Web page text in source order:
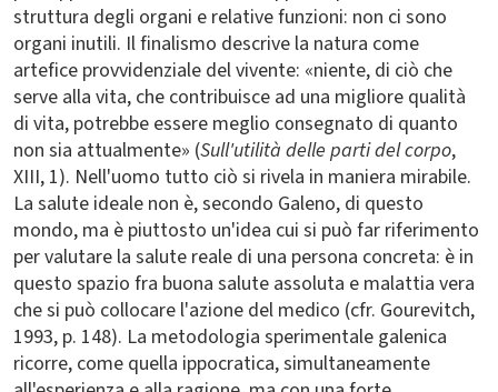
struttura degli organi e relative funzioni: non ci sono
organi inutili. Il finalismo descrive la natura come
artefice provvidenziale del vivente: «niente, di ciò che
serve alla vita, che contribuisce ad una migliore qualità
di vita, potrebbe essere meglio consegnato di quanto
non sia attualmente» (Sull'utilità delle parti del corpo,
XIII, 1). Nell'uomo tutto ciò si rivela in maniera mirabile.
La salute ideale non è, secondo Galeno, di questo
mondo, ma è piuttosto un'idea cui si può far riferimento
per valutare la salute reale di una persona concreta: è in
questo spazio fra buona salute assoluta e malattia vera
che si può collocare l'azione del medico (cfr. Gourevitch,
1993, p. 148). La metodologia sperimentale galenica
ricorre, come quella ippocratica, simultaneamente